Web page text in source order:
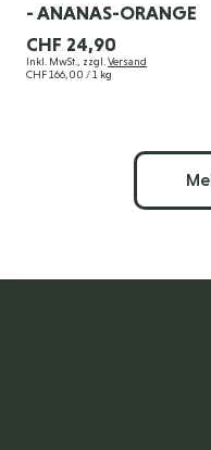
- ANANAS-ORANGE
CHF 24,90
Inkl. MwSt., zzgl. Versand
CHF 166,00 / 1 kg